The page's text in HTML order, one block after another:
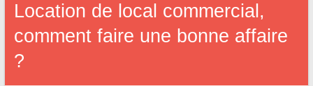
Location de local commercial,
comment faire une bonne affaire
?